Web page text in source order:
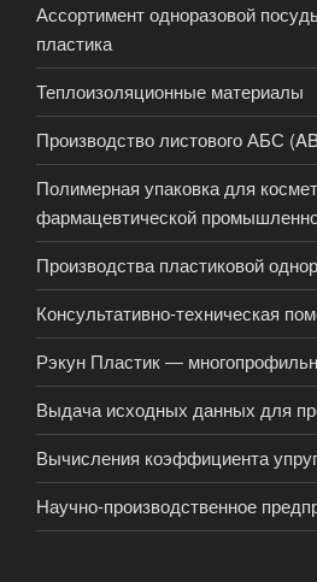
Ассортимент одноразовой
пластика
Теплоизоляционные материалы
Производство листового АБС
Полимерная упаковка для
фармацевтической
Производства пластиковой
Консультативно-техническая
Рэкун Пластик —
Выдача исходных данных для
Вычисления коэффициента
Научно-производственное